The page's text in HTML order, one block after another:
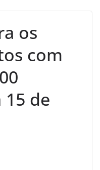
os
com
de